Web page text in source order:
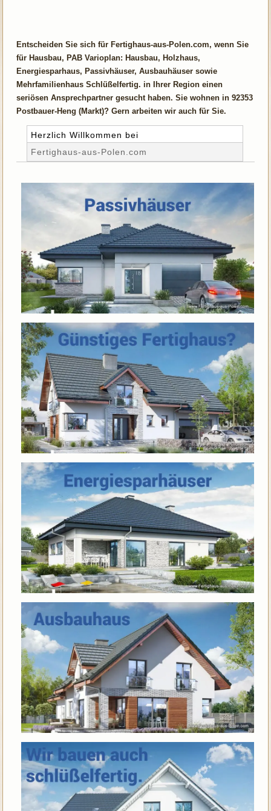
Entscheiden Sie sich für Fertighaus-aus-Polen.com, wenn Sie
für Hausbau, PAB Varioplan: Hausbau, Holzhaus,
Energiesparhaus, Passivhäuser, Ausbauhäuser sowie
Mehrfamilienhaus Schlüßelfertig. in Ihrer Region einen
seriösen Ansprechpartner gesucht haben. Sie wohnen in 92353
Postbauer-Heng (Markt)? Gern arbeiten wir auch für Sie.
Herzlich Willkommen bei
Fertighaus-aus-Polen.com